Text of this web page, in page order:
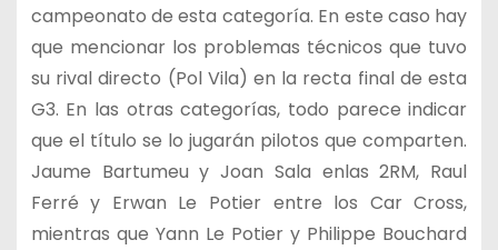
campeonato de esta categoría. En este caso hay
que mencionar los problemas técnicos que tuvo
su rival directo (Pol Vila) en la recta final de esta
G3. En las otras categorías, todo parece indicar
que el título se lo jugarán pilotos que comparten.
Jaume Bartumeu y Joan Sala enlas 2RM, Raul
Ferré y Erwan Le Potier entre los Car Cross,
mientras que Yann Le Potier y Philippe Bouchard